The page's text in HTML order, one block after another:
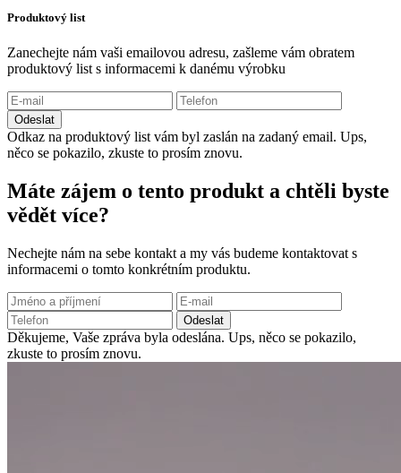
Produktový list
Zanechejte nám vaši emailovou adresu, zašleme vám obratem
produktový list s informacemi k danému výrobku
Odeslat
Odkaz na produktový list vám byl zaslán na zadaný email. Ups,
něco se pokazilo, zkuste to prosím znovu.
Máte zájem o tento produkt a chtěli byste
vědět více?
Nechejte nám na sebe kontakt a my vás budeme kontaktovat s
informacemi o tomto konkrétním produktu.
Odeslat
Děkujeme, Vaše zpráva byla odeslána. Ups, něco se pokazilo,
zkuste to prosím znovu.